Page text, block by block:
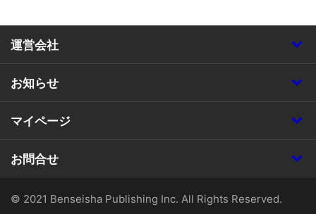
運営会社
お知らせ
マイページ
お問合せ
© 2021 Benseisha Publishing Inc. All Rights Reserved.